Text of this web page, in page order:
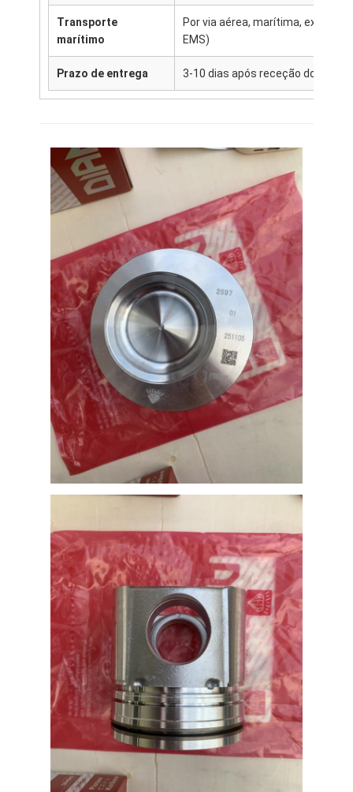
Lar
Produtos
Espetáculo VR
sobre nós
Contate-nos
Notícias
Casos
Converse agora
Peças de motor KOMATSU
peças de motor da lagarta
Transporte
marítimo
Por via aérea, marítima, expressa
EMS)
Prazo de entrega 3-10 dias após receção do